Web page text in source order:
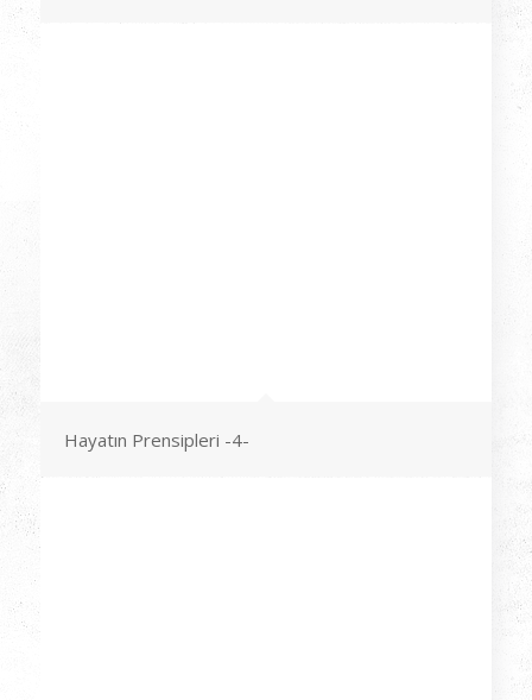
Hayatın Prensipleri -4-